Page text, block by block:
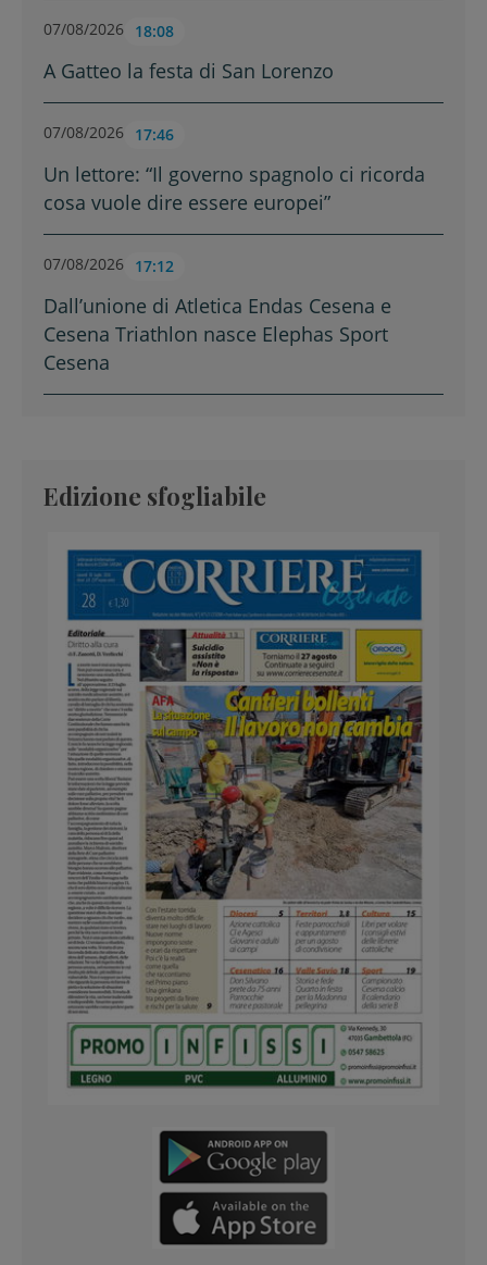
07/08/2026 18:08
A Gatteo la festa di San Lorenzo
07/08/2026 17:46
Un lettore: “Il governo spagnolo ci ricorda
cosa vuole dire essere europei”
07/08/2026 17:12
Dall’unione di Atletica Endas Cesena e
Cesena Triathlon nasce Elephas Sport
Cesena
Edizione sfogliabile